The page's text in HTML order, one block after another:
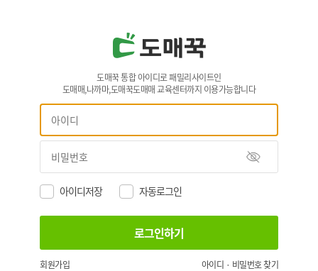
도매꾹 통합 아이디로 패밀리사이트인
도매매,나까마,도매꾹도매매 교육센터까지 이용가능합니다
아이디저장 자동로그인
회원가입 아이디 · 비밀번호 찾기